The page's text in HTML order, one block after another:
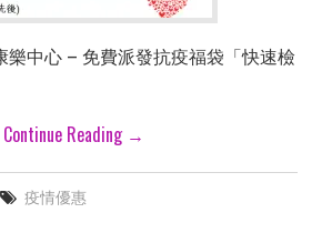
樂中心 – 免費派發抗疫福袋「快速檢
Continue Reading →
疫情優惠